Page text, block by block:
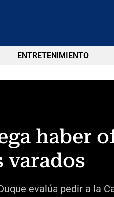
ENTRETENIMIENTO
haber
varados
evalúa pedir a la